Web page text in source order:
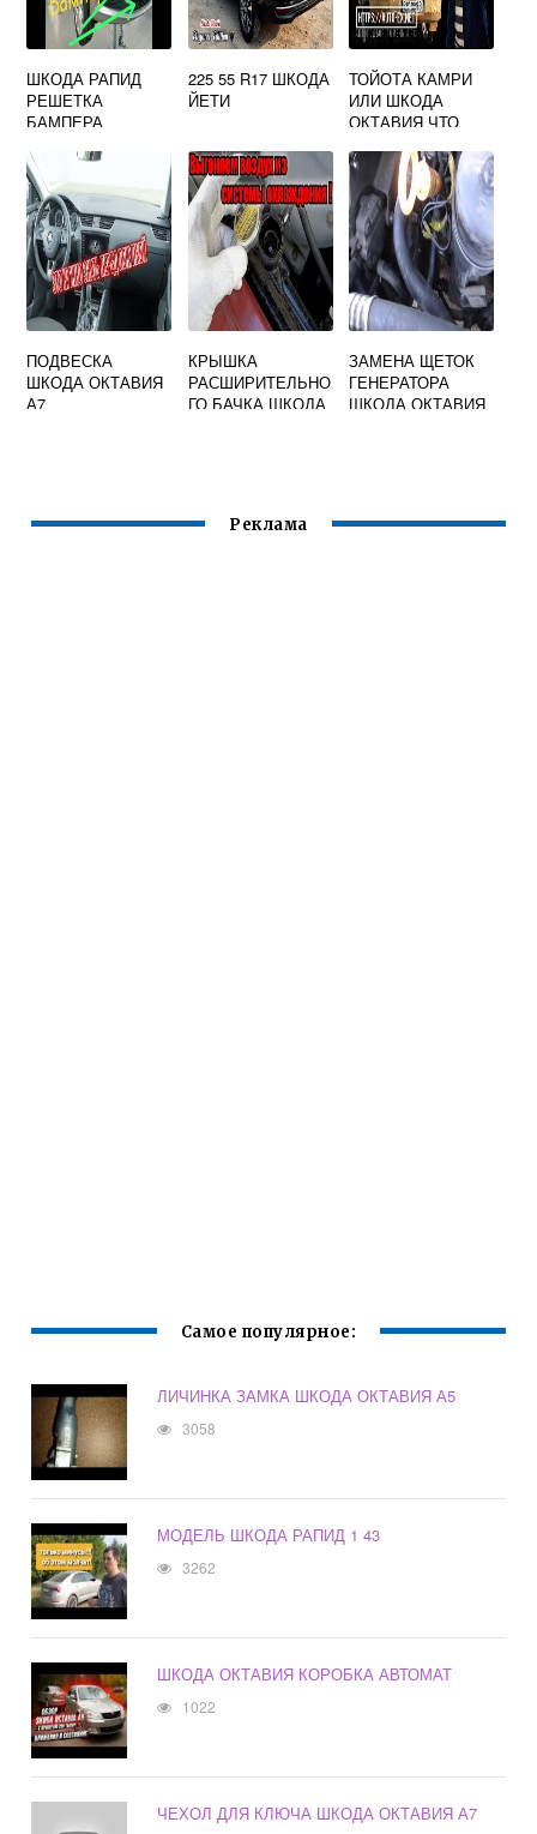
ШКОДА РАПИД
РЕШЕТКА
БАМПЕРА
225 55 R17 ШКОДА
ЙЕТИ
ТОЙОТА КАМРИ
ИЛИ ШКОДА
ОКТАВИЯ ЧТО
ПОДВЕСКА
ШКОДА ОКТАВИЯ
А7
КРЫШКА
РАСШИРИТЕЛЬНО
ГО БАЧКА ШКОДА
ЗАМЕНА ЩЕТОК
ГЕНЕРАТОРА
ШКОДА ОКТАВИЯ
Реклама
Самое популярное:
ЛИЧИНКА ЗАМКА ШКОДА ОКТАВИЯ А5
3058
МОДЕЛЬ ШКОДА РАПИД 1 43
3262
ШКОДА ОКТАВИЯ КОРОБКА АВТОМАТ
1022
ЧЕХОЛ ДЛЯ КЛЮЧА ШКОДА ОКТАВИЯ А7